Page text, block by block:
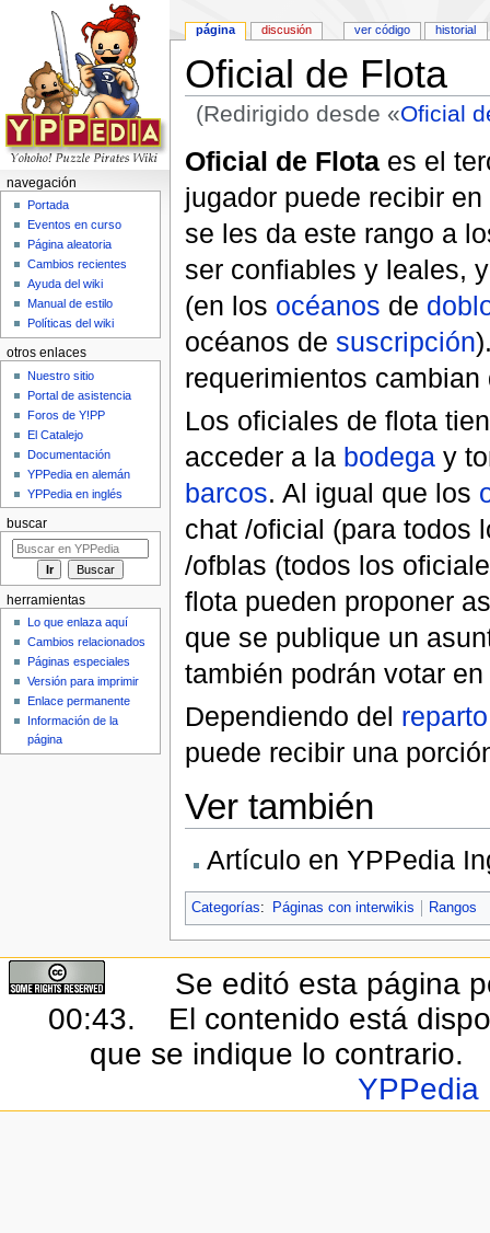
Oficial de Flota
(Redirigido desde «Oficial
Oficial de Flotaes el
jugador puede recibir
se les da este rango a
ser confiables y leales,
(en los océanos de
océanos de suscripción
requerimientos
Los oficiales de flota
acceder a la bodegay
barcos. Al igual que los
chat /oficial (para todos
/ofblas (todos los
flota pueden proponer
que se publique un
también podrán votar
Dependiendo del
puede recibir una
Ver también
Artículo en YPPedia
Categorías: Páginas con interwikis Rangos
página discusión ver código historial
navegación
Portada
Eventos en curso
Página aleatoria
Cambios recientes
Ayuda del wiki
Manual de estilo
Políticas del wiki
otros enlaces
Nuestro sitio
Portal de asistencia
Foros de Y!PP
El Catalejo
Documentación
YPPedia en alemán
YPPedia en inglés
buscar
herramientas
Lo que enlaza aquí
Cambios relacionados
Páginas especiales
Versión para imprimir
Enlace permanente
Información de la
página
Se editó esta página
00:43.
El contenido está
que se indique lo contrario.
YPPedia